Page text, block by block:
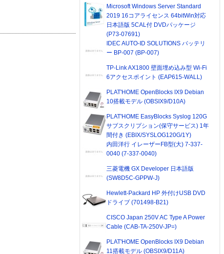
Microsoft Windows Server Standard
2019 16コアライセンス 64bitWin対応
日本語版 5CAL付 DVDパッケージ
(P73-07691)
IDEC AUTO-ID SOLUTIONS バッテリ
ー BP-007 (BP-007)
TP-Link AX1800 壁面埋め込み型 Wi-Fi
6アクセスポイント (EAP615-WALL)
PLAT'HOME OpenBlocks IX9 Debian
10搭載モデル (OBSIX9/D10A)
PLAT'HOME EasyBlocks Syslog 120G
サブスクリプション(保守サービス) 1年
間付き (EBIX/SYSLOG120G/1Y)
内田洋行 イレーザーFB型(大) 7-337-
0040 (7-337-0040)
三菱電機 GX Developer 日本語版
(SW8D5C-GPPW-J)
Hewlett-Packard HP 外付けUSB DVD
ドライブ (701498-B21)
CISCO Japan 250V AC Type A Power
Cable (CAB-TA-250V-JP=)
PLAT'HOME OpenBlocks IX9 Debian
11搭載モデル (OBSIX9/D11A)